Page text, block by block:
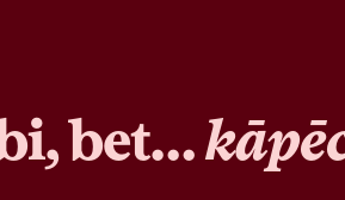
bet…